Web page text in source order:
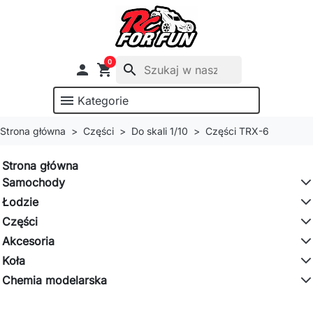
 shopping_cart
0
search
menu Kategorie
Strona główna Części Do skali 1/10 Części TRX-6
Strona główna
Samochody
Łodzie
Części
Akcesoria
Koła
Chemia modelarska